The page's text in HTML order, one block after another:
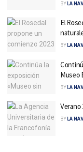
BY LA
El
BY LA
Museo
BY LA
Verano
BY LA